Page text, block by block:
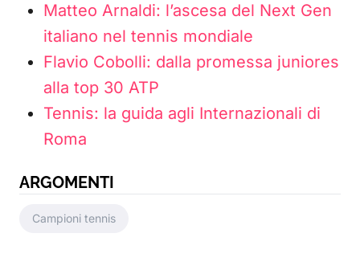
Matteo Arnaldi: l’ascesa del Next Gen
italiano nel tennis mondiale
Flavio Cobolli: dalla promessa juniores
alla top 30 ATP
Tennis: la guida agli Internazionali di
Roma
ARGOMENTI
Campioni tennis